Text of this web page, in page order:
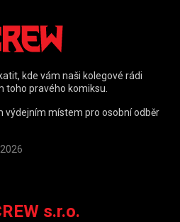
kde vám naši kolegové rádi
toho pravého komiksu.
výdejním místem pro osobní odběr
s.r.o.